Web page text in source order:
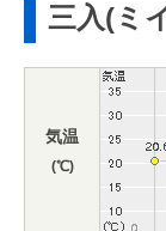
三入(ミ
気温
(℃)